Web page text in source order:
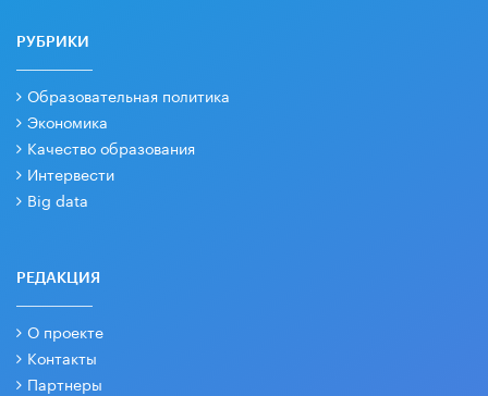
РУБРИКИ
Образовательная политика
Экономика
Качество образования
Интервести
Big data
РЕДАКЦИЯ
О проекте
Контакты
Партнеры